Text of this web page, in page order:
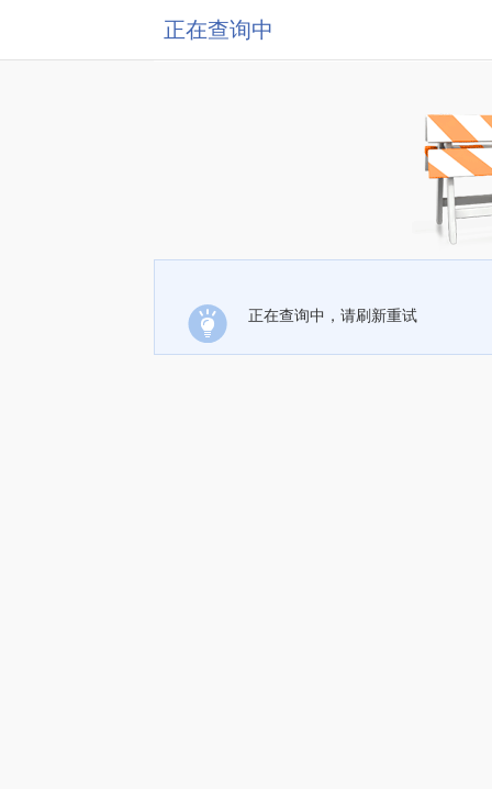
正在查询中
正在查询中，请刷新重试